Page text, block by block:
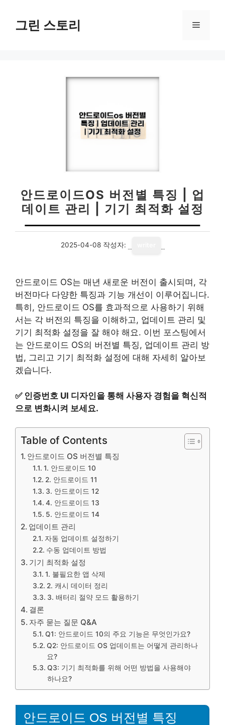
그린 스토리 메
안드로이드OS 버전별 특징 | 업
데이트 관리 | 기기 최적화 설정
2025-04-08 작성자:
안드로이드 OS는 매년 새로운 버전이 출시되며, 각
버전마다 다양한 특징과 기능 개선이 이루어집니다.
특히, 안드로이드 OS를 효과적으로 사용하기 위해
서는 각 버전의 특징을 이해하고, 업데이트 관리 및
기기 최적화 설정을 잘 해야 해요. 이번 포스팅에서
는 안드로이드 OS의 버전별 특징, 업데이트 관리 방
법, 그리고 기기 최적화 설정에 대해 자세히 알아보
겠습니다.
✅ 인증번호 UI 디자인을 통해 사용자 경험을 혁신적
으로 변화시켜 보세요.
Table of Contents
안드로이드 OS 버전별 특징
1. 안드로이드 10
2. 안드로이드 11
3. 안드로이드 12
4. 안드로이드 13
5. 안드로이드 14
업데이트 관리
자동 업데이트 설정하기
수동 업데이트 방법
기기 최적화 설정
1. 불필요한 앱 삭제
2. 캐시 데이터 정리
3. 배터리 절약 모드 활용하기
결론
자주 묻는 질문 Q&A
Q1: 안드로이드 10의 주요 기능은 무엇인가요?
Q2: 안드로이드 OS 업데이트는 어떻게 관리하나
요?
Q3: 기기 최적화를 위해 어떤 방법을 사용해야
하나요?
안드로이드 OS 버전별 특징